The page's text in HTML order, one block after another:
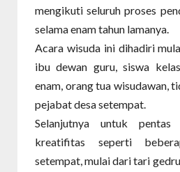
mengikuti seluruh proses
selama enam tahun lamanya.
Acara wisuda ini dihadiri
ibu dewan guru, siswa
enam, orang tua wisudawan,
pejabat desa setempat.
Selanjutnya untuk pentas
kreatifitas seperti
setempat, mulai dari tari